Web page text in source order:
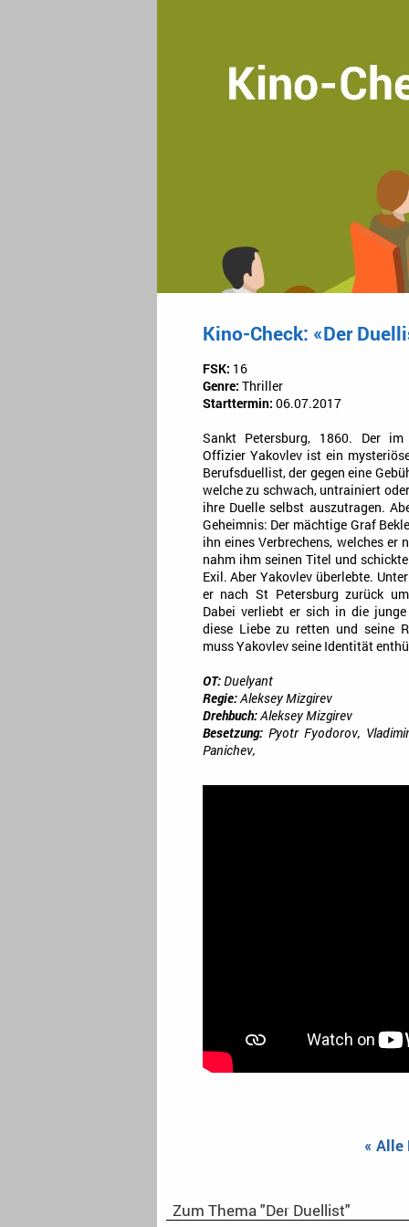
Kino-Check: «Der
FSK: 16
Genre: Thriller
Starttermin: 06.07.2017
Sankt Petersburg, 1860. Der im
Offizier Yakovlev ist ein
Berufsduellist, der gegen eine
welche zu schwach, untrainiert
ihre Duelle selbst auszutragen.
Geheimnis: Der mächtige Graf
ihn eines Verbrechens, welches er
nahm ihm seinen Titel und
Exil. Aber Yakovlev überlebte.
er nach St Petersburg zurück
Dabei verliebt er sich in die
diese Liebe zu retten und seine
muss Yakovlev seine Identität
OT:Duelyant
Regie:Aleksey Mizgirev
Drehbuch:Aleksey Mizgirev
Besetzung:Pyotr Fyodorov,
Panichev,
«
Zum Thema "Der Duellist"